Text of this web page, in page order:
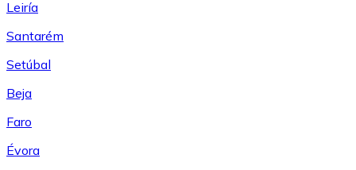
Leiría
Santarém
Setúbal
Beja
Faro
Évora